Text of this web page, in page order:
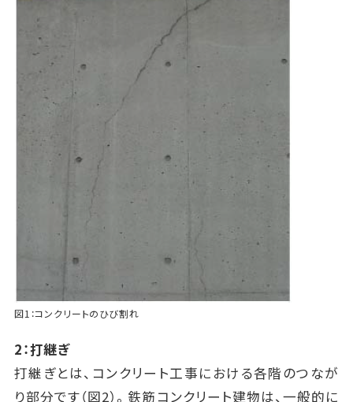
図1：コンクリートのひび割れ
2：打継ぎ
打継ぎとは、コンクリート工事における各階のつなが
り部分です（図2）。鉄筋コンクリート建物は、一般的に